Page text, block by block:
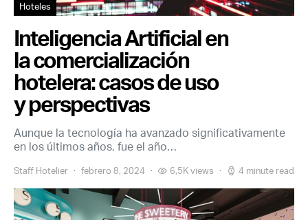
Hoteles
Inteligencia Artificial en
la comercialización
hotelera: casos de uso
y perspectivas
Aunque la tecnología ha avanzado significativamente
en los últimos años, fue el año…
Staff Hotelier febrero 8, 2024 6,5K views 4 minute read